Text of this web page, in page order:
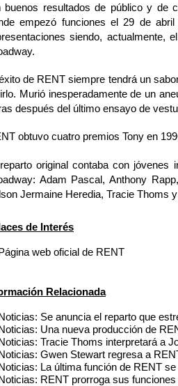
buenos resultados de público y de
empezó funciones el 29 de
siendo, actualmente,
de RENT siempre tendrá un
Murió inesperadamente de un
después del último ensayo de
obtuvo cuatro premios Tony en
original contaba con jóvenes
Adam Pascal, Anthony
Jermaine Heredia, Tracie Thoms
de Interés
web oficial de RENT
Relacionada
Se anuncia el reparto que
Una nueva producción de
Tracie Thoms interpretará a
Gwen Stewart regresa a
La última función de RENT
RENT prorroga sus